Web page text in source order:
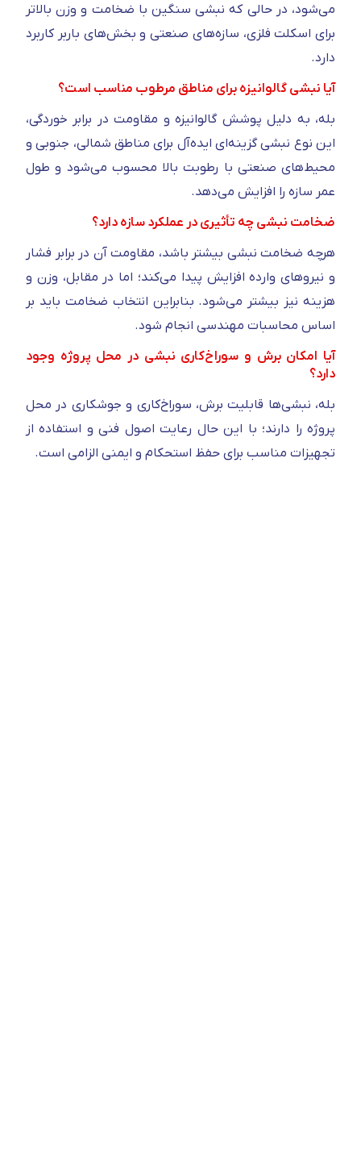
می‌شود، در حالی‌ که نبشی سنگین با ضخامت و وزن بالاتر
برای اسکلت فلزی، سازه‌های صنعتی و بخش‌های باربر کاربرد
دارد.
آیا نبشی گالوانیزه برای مناطق مرطوب مناسب است؟
بله، به دلیل پوشش گالوانیزه و مقاومت در برابر خوردگی،
این نوع نبشی گزینه‌ای ایده‌آل برای مناطق شمالی، جنوبی و
محیط‌های صنعتی با رطوبت بالا محسوب می‌شود و طول
عمر سازه را افزایش می‌دهد.
ضخامت نبشی چه تأثیری در عملکرد سازه دارد؟
هرچه ضخامت نبشی بیشتر باشد، مقاومت آن در برابر فشار
و نیروهای وارده افزایش پیدا می‌کند؛ اما در مقابل، وزن و
هزینه نیز بیشتر می‌شود. بنابراین انتخاب ضخامت باید بر
اساس محاسبات مهندسی انجام شود.
آیا امکان برش و سوراخ‌کاری نبشی در محل پروژه وجود
دارد؟
بله، نبشی‌ها قابلیت برش، سوراخ‌کاری و جوشکاری در محل
پروژه را دارند؛ با این حال رعایت اصول فنی و استفاده از
تجهیزات مناسب برای حفظ استحکام و ایمنی الزامی است.